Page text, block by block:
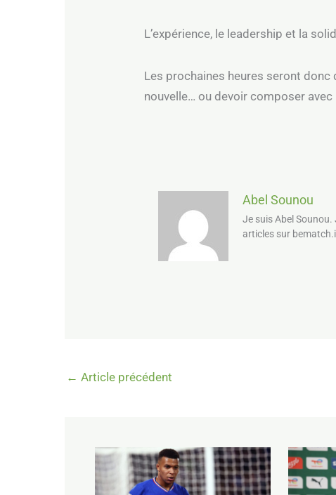
L’expérience, le leadership et la
Les prochaines heures seront
nouvelle… ou devoir composer
Abel Sounou
Je suis Abel
articles sur
← Article précédent